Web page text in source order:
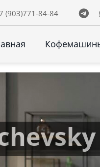
(903)771-84-84